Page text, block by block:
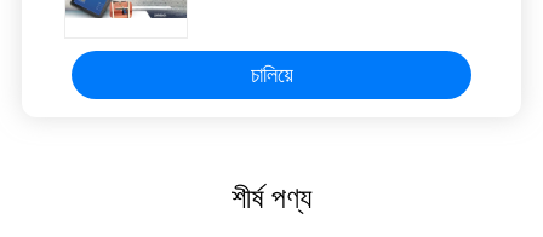
চালিয়ে
শীর্ষ পণ্য